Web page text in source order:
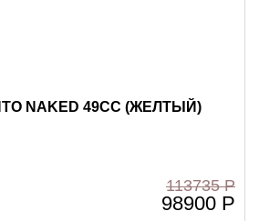
NAKED 49CC (ЖЕЛТЫЙ)
113735 Р
98900 Р